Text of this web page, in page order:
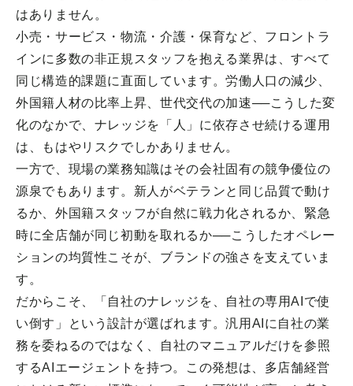
はありません。
小売・サービス・物流・介護・保育など、フロントラ
インに多数の非正規スタッフを抱える業界は、すべて
同じ構造的課題に直面しています。労働人口の減少、
外国籍人材の比率上昇、世代交代の加速──こうした変
化のなかで、ナレッジを「人」に依存させ続ける運用
は、もはやリスクでしかありません。
一方で、現場の業務知識はその会社固有の競争優位の
源泉でもあります。新人がベテランと同じ品質で動け
るか、外国籍スタッフが自然に戦力化されるか、緊急
時に全店舗が同じ初動を取れるか──こうしたオペレー
ションの均質性こそが、ブランドの強さを支えていま
す。
だからこそ、「自社のナレッジを、自社の専用AIで使
い倒す」という設計が選ばれます。汎用AIに自社の業
務を委ねるのではなく、自社のマニュアルだけを参照
するAIエージェントを持つ。この発想は、多店舗経営